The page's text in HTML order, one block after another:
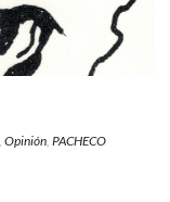
Opinión PACHECO